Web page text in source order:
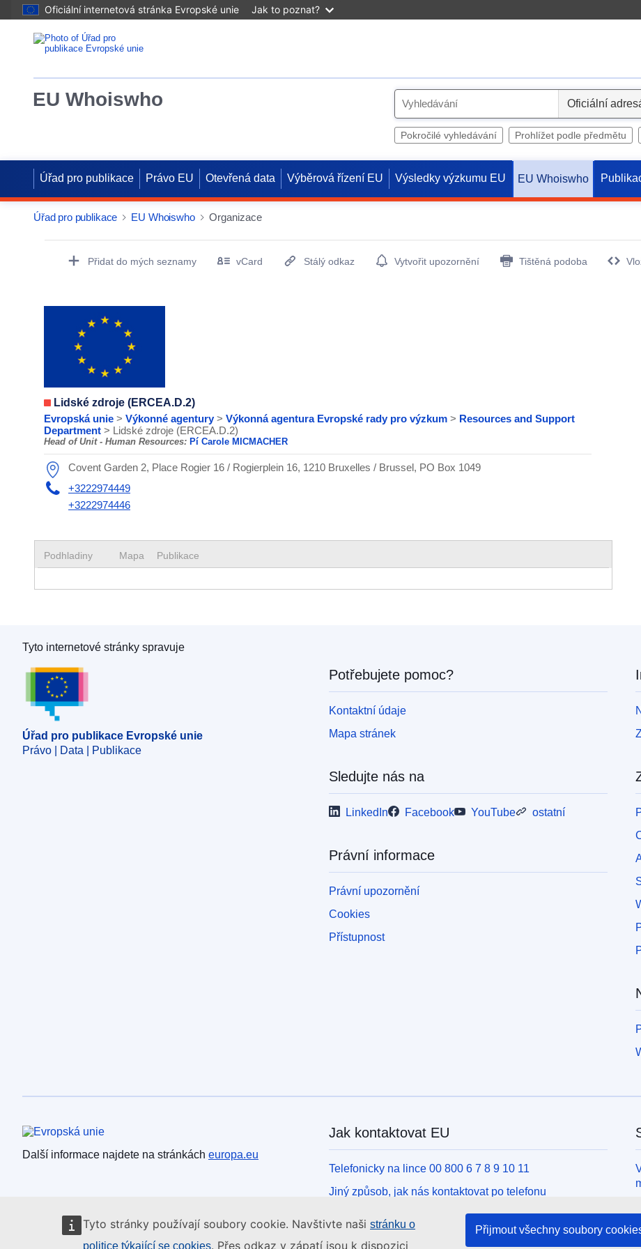
Oficiální internetová stránka Evropské unie Jak to poznat?
Tyto stránky používají soubory cookie. Navštivte naši stránku o
politice týkající se cookies. Přes odkaz v zápatí jsou k dispozici
Přijmout všechny soubory
EU Whoiswho
e
Pokročilé vyhledávání Prohlížet podle předmětu
Úřad pro publikace Právo EU Otevřená data Výběrová řízení EU Výsledky výzkumu EU EU Whoiswho
Úřad pro publikace EU Whoiswho Organizace
Přidat do mých seznamy vCard Stálý odkaz Vytvořit upozornění Tištěná podoba
Lidské zdroje (ERCEA.D.2)
Evropská unie > Výkonné agentury > Výkonná agentura Evropské rady pro výzkum > Resources and Support
Department > Lidské zdroje (ERCEA.D.2)
Head of Unit - Human Resources: Pí Carole MICMACHER
Covent Garden 2, Place Rogier 16 / Rogierplein 16, 1210 Bruxelles / Brussel, PO Box 1049
+3222974449
+3222974446
Podhladiny Mapa Publikace
Úřad pro publikace Evropské unie
Tyto internetové stránky spravuje
Úřad pro publikace Evropské unie
Právo | Data | Publikace
Potřebujete pomoc?
Kontaktní údaje
Mapa stránek
Sledujte nás na
LinkedIn Facebook YouTube ostatní
Právní informace
Právní upozornění
Cookies
Přístupnost
Evropská unie
Další informace najdete na stránkách europa.eu
Jak kontaktovat EU
Telefonicky na lince 00 800 6 7 8 9 10 11
Jiný způsob, jak nás kontaktovat po telefonu
Písemně, pomocí kontaktního formuláře
Osobně, v kontaktním místě EU